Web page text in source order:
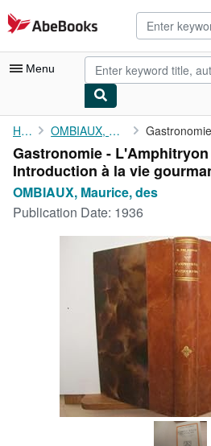
Skip to main content
AbeBooks.com
Menu
My Account
My Purchases
Advanced Search
Browse Collections
Art & Collectibles
CLOSE
Home OMBIAUX, Maurice, des
Gastronomie -
Introduction à la vie
OMBIAUX, Maurice, des
Publication Date: 1936